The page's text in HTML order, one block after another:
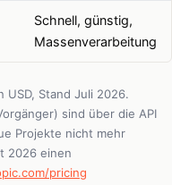
Schnell, günstig,
Massenverarbeitung
USD, Stand Juli 2026.
sind über die API
Projekte nicht mehr
2026 einen
pricing